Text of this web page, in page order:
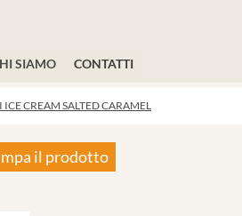
SIAMO CONTATTI
CREAM SALTED CARAMEL
il prodotto